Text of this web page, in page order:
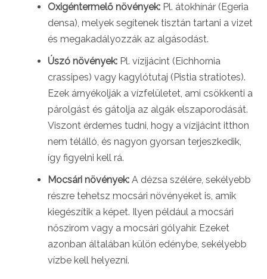
Oxigéntermelő növények: Pl. átokhínár (Egeria
densa), melyek segítenek tisztán tartani a vizet
és megakadályozzák az algásodást.
Úszó növények: Pl. vízijácint (Eichhornia
crassipes) vagy kagylótutaj (Pistia stratiotes).
Ezek árnyékolják a vízfelületet, ami csökkenti a
párolgást és gátolja az algák elszaporodását.
Viszont érdemes tudni, hogy a vízijácint itthon
nem télálló, és nagyon gyorsan terjeszkedik,
így figyelni kell rá.
Mocsári növények: A dézsa szélére, sekélyebb
részre tehetsz mocsári növényeket is, amik
kiegészítik a képet. Ilyen például a mocsári
nőszirom vagy a mocsári gólyahír. Ezeket
azonban általában külön edénybe, sekélyebb
vízbe kell helyezni.